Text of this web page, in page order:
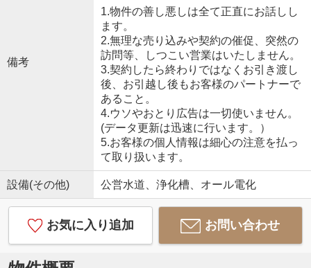
備考
1.物件の善し悪しは全て正直にお話しし
ます。
2.無理な売り込みや契約の催促、突然の
訪問等、しつこい営業はいたしません。
3.契約したら終わりではなくお引き渡し
後、お引越し後もお客様のパートナーで
あること。
4.ウソやおとり広告は一切使いません。
(データ更新は迅速に行います。）
5.お客様の個人情報は細心の注意を払っ
て取り扱います。
設備(その他) 公営水道、浄化槽、オール電化
お気に入り追加 お問い合わせ